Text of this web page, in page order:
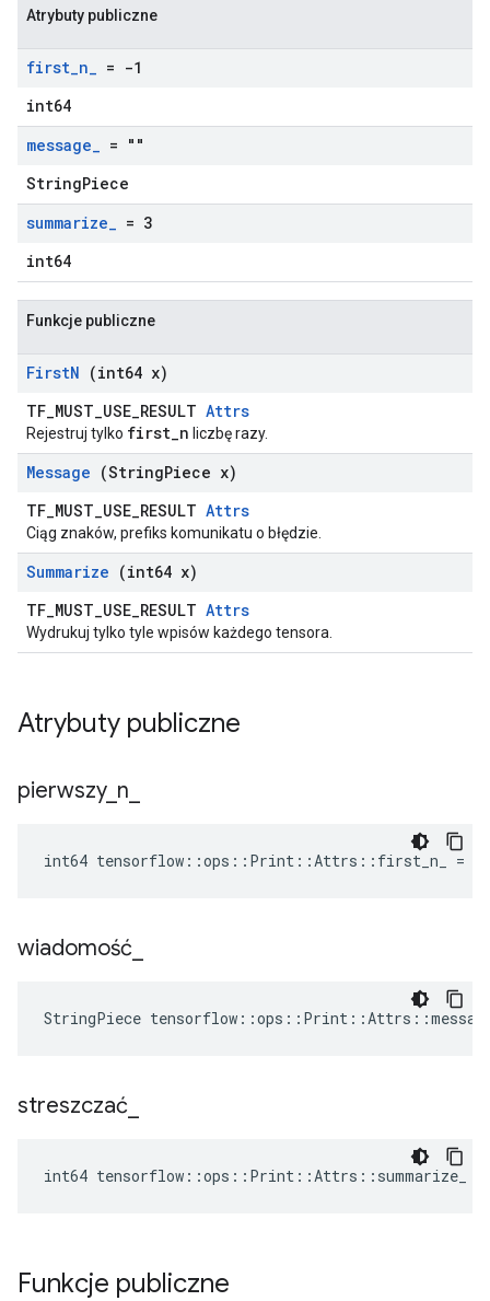
Atrybuty publiczne
first_n_ = -1
int64
message_ = ""
StringPiece
summarize_ = 3
int64
Funkcje publiczne
FirstN (int64 x)
TF_MUST_USE_RESULT Attrs
Rejestruj tylko first_n liczbę razy.
Message (StringPiece x)
TF_MUST_USE_RESULT Attrs
Ciąg znaków, prefiks komunikatu o błędzie.
Summarize (int64 x)
TF_MUST_USE_RESULT Attrs
Wydrukuj tylko tyle wpisów każdego tensora.
Atrybuty publiczne
pierwszy_ n
int64 tensorflow::ops::Print::Attrs::first_n_ = -1
wiadomość
StringPiece
streszczać
int64 tensorflow::ops::Print::Attrs::summarize_ =
Funkcje publiczne